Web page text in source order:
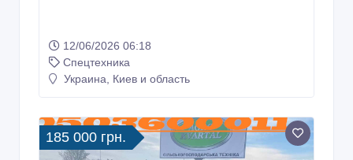
12/06/2026 06:18
Спецтехника
Украина, Киев и область
185 000 грн.